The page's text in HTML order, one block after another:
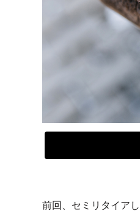
前回、セミリタイア